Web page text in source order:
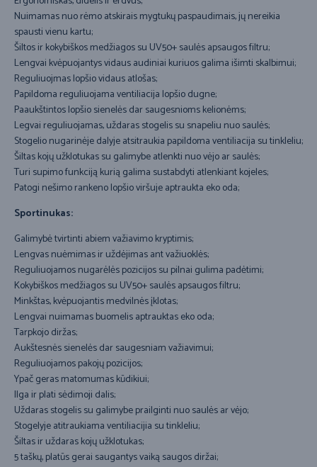
Nuimamas nuo rėmo atskirais mygtukų paspaudimais, jų nereikia
spausti vienu kartu;
Šiltos ir kokybiškos medžiagos su UV50+ saulės apsaugos filtru;
Lengvai kvėpuojantys vidaus audiniai kuriuos galima išimti skalbimui;
Reguliuojmas lopšio vidaus atlošas;
Papildoma reguliuojama ventiliacija lopšio dugne;
Paaukštintos lopšio sienelės dar saugesnioms kelionėms;
Legvai reguliuojamas, uždaras stogelis su snapeliu nuo saulės;
Stogelio nugarinėje dalyje atsitraukia papildoma ventiliacija su tinkleliu;
Šiltas kojų užklotukas su galimybe atlenkti nuo vėjo ar saulės;
Turi supimo funkciją kurią galima sustabdyti atlenkiant kojeles;
Patogi nešimo rankeno lopšio viršuje aptraukta eko oda;
Sportinukas:
Galimybė tvirtinti abiem važiavimo kryptimis;
Lengvas nuėmimas ir uždėjimas ant važiuoklės;
Reguliuojamos nugarėlės pozicijos su pilnai gulima padėtimi;
Kokybiškos medžiagos su UV50+ saulės apsaugos filtru;
Minkštas, kvėpuojantis medvilnės įklotas;
Lengvai nuimamas buomelis aptrauktas eko oda;
Tarpkojo diržas;
Aukštesnės sienelės dar saugesniam važiavimui;
Reguliuojamos pakojų pozicijos;
Ypač geras matomumas kūdikiui;
Ilga ir plati sėdimoji dalis;
Uždaras stogelis su galimybe prailginti nuo saulės ar vėjo;
Stogelyje atitraukiama ventiliacijia su tinkleliu;
Šiltas ir uždaras kojų užklotukas;
5 taškų, platūs gerai saugantys vaiką saugos diržai;